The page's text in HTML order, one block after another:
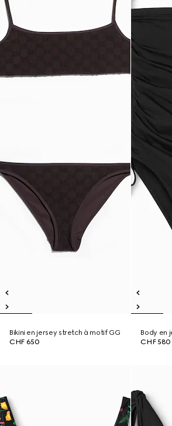
Bikini en jersey stretch à motif GG
CHF 650
Body en
CHF 580